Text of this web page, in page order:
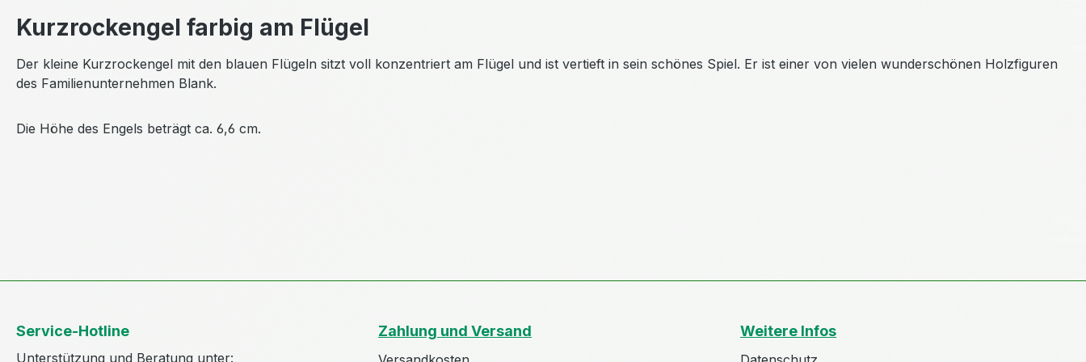
Kurzrockengel farbig am Flügel
Der kleine Kurzrockengel mit den blauen Flügeln sitzt voll konzentriert am Flügel und ist vertieft in sein schönes Spiel. Er ist einer von vielen wunderschönen Holzfiguren
des Familienunternehmen Blank.
Die Höhe des Engels beträgt ca. 6,6 cm.
Service-Hotline
Unterstützung und Beratung unter:
Zahlung und Versand Weitere Infos